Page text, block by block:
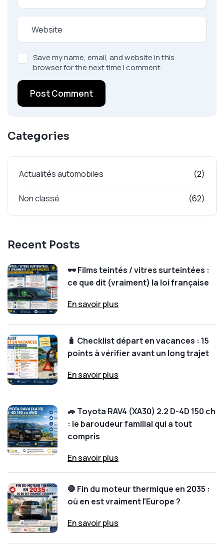
Save my name, email, and website in this
browser for the next time I comment.
Post Comment
Categories
Actualités automobiles (2)
Non classé (62)
Recent Posts
🕶️ Films teintés / vitres surteintées :
ce que dit (vraiment) la loi française
En savoir plus
🧳 Checklist départ en vacances : 15
points à vérifier avant un long trajet
En savoir plus
🚙 Toyota RAV4 (XA30) 2.2 D-4D 150 ch
: le baroudeur familial qui a tout
compris
En savoir plus
🛑 Fin du moteur thermique en 2035 :
où en est vraiment l'Europe ?
En savoir plus